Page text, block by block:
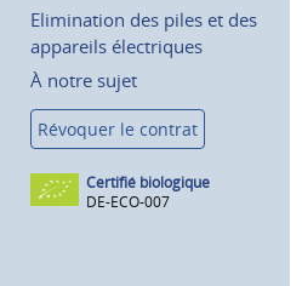
Elimination des piles et des
appareils électriques
À notre sujet
Révoquer le contrat
Certifié biologique
DE-ECO-007